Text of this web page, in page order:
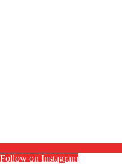
Follow on Instagram